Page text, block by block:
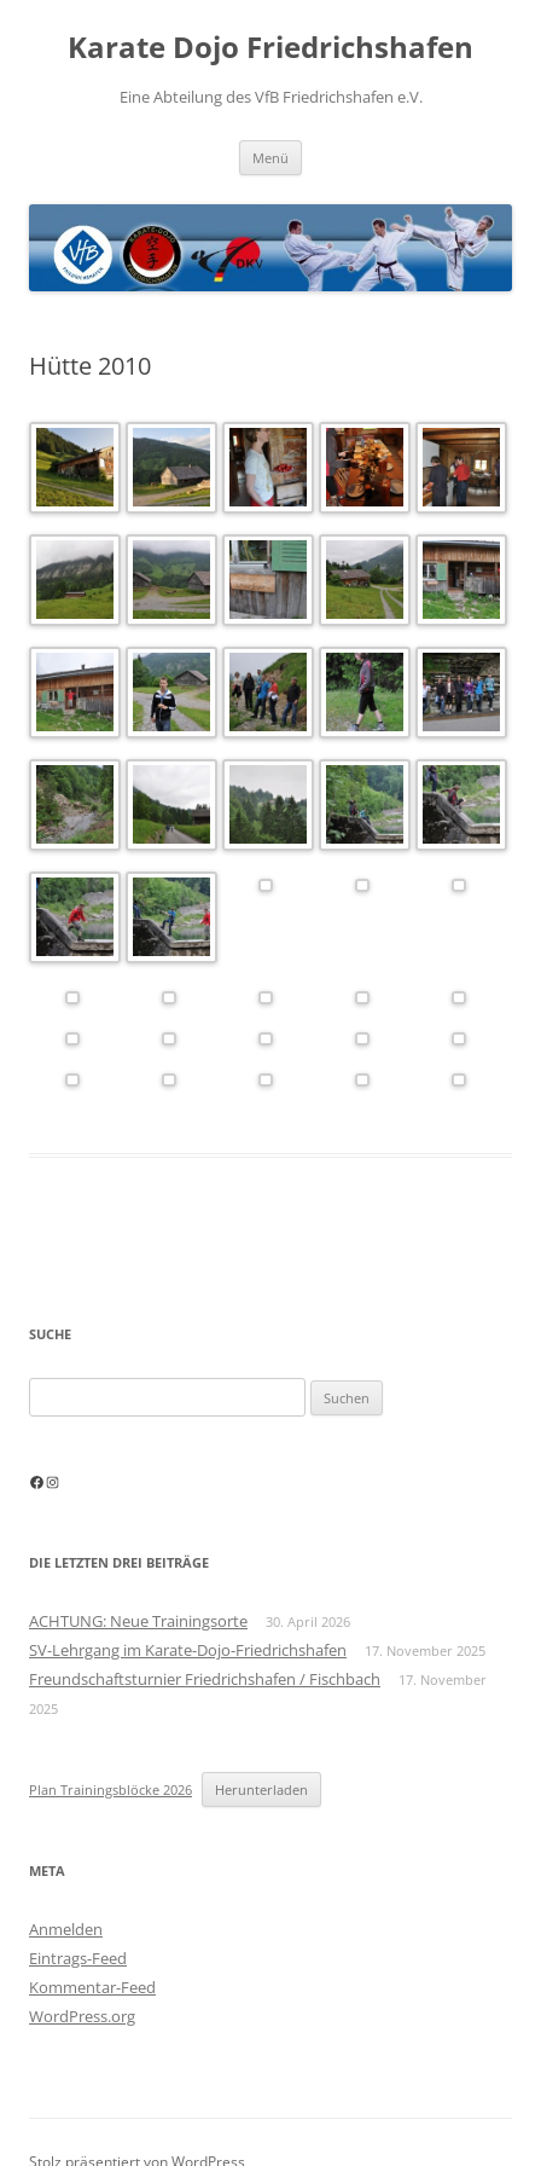
springenKarate Dojo Friedrichshafen
Eine Abteilung des VfB Friedrichshafen e.V.
Menü
Hütte 2010
SUCHE
nach:
Facebook
Instagram
DIE LETZTEN DREI BEITRÄGE
ACHTUNG: Neue Trainingsorte 30. April 2026
SV-Lehrgang im Karate-Dojo-Friedrichshafen 17. November 2025
Freundschaftsturnier Friedrichshafen / Fischbach
17. November
2025
Plan Trainingsblöcke 2026 Herunterladen
META
Anmelden
Eintrags-Feed
Kommentar-Feed
WordPress.org
Stolz präsentiert von WordPress